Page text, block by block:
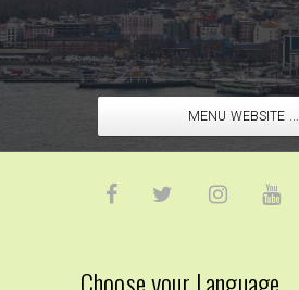
MENU WEBSITE ...